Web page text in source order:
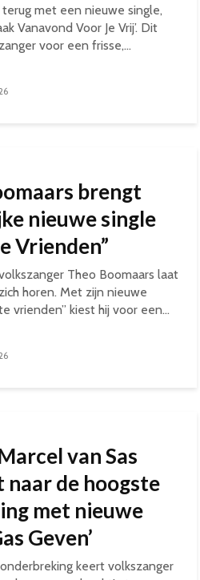
terug met een nieuwe single,
Vanavond Voor Je Vrij’. Dit
voor een frisse,...
brengt
nieuwe single
Vrienden”
Theo Boomaars laat
horen. Met zijn nieuwe
vrienden” kiest hij voor een...
van Sas
naar de hoogste
met nieuwe
Geven’
keert volkszanger